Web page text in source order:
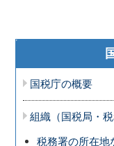
国税庁の概要
組織（国税局・税
税務署の所在地